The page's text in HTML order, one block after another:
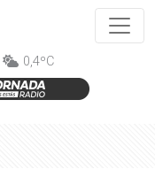
0,4ºC